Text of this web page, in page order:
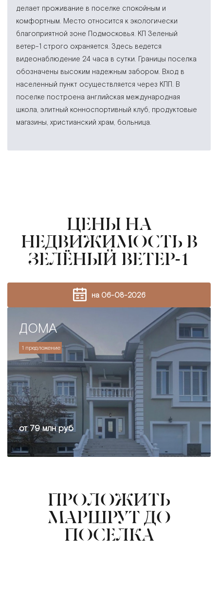
делает проживание в поселке спокойным и
комфортным. Место относится к экологически
благоприятной зоне Подмосковья. КП Зеленый
ветер-1 строго охраняется. Здесь ведется
видеонаблюдение 24 часа в сутки. Границы поселка
обозначены высоким надежным забором. Вход в
населенный пункт осуществляется через КПП. В
поселке построена английская международная
школа, элитный конноспортивный клуб, продуктовые
магазины, христианский храм, больница.
ЦЕНЫ НА
НЕДВИЖИМОСТЬ В
ЗЕЛЁНЫЙ ВЕТЕР-1
на 06-08-2026
ДОМА
1 предложение
от 79 млн руб
ПРОЛОЖИТЬ
МАРШРУТ ДО
ПОСЕЛКА